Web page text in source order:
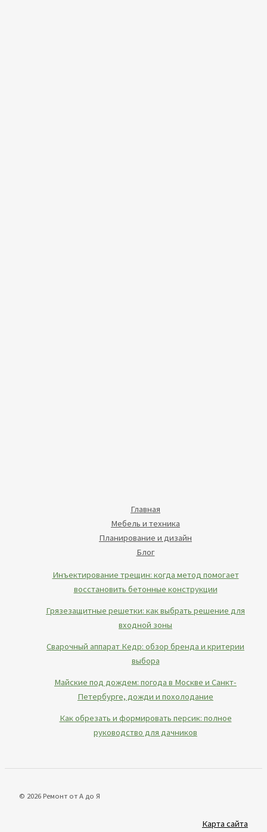
Главная
Мебель и техника
Планирование и дизайн
Блог
Инъектирование трещин: когда метод помогает
восстановить бетонные конструкции
Грязезащитные решетки: как выбрать решение для
входной зоны
Сварочный аппарат Кедр: обзор бренда и критерии
выбора
Майские под дождем: погода в Москве и Санкт-
Петербурге, дожди и похолодание
Как обрезать и формировать персик: полное
руководство для дачников
© 2026 Ремонт от А до Я
Карта сайта